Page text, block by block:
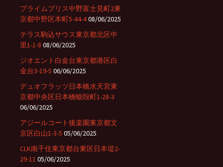
プライムブリス中野富士見町2東
京都中野区本町5-44-408/06/2025
テラス駒込サウス東京都北区中
里1-1-8 08/06/2025
ジオエント白金台東京都港区白
金台3-19-5 06/06/2025
デュオフラッツ日本橋水天宮東
京都中央区日本橋蛎殻町1-28-3
06/06/2025
アジールコート後楽園東京都文
京区白山1-3-5 05/06/2025
CLK南千住東京都台東区日本堤2-
29-11 05/06/2025